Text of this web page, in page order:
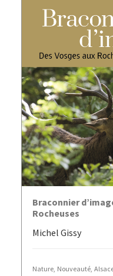
Braconnier
Rocheuses
Michel Gissy
Nature Nouveauté